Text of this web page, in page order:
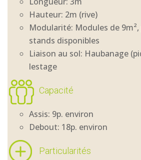
Hauteur: 2m (rive)
Modularité: Modules de 9m²,
stands disponibles
Liaison au sol: Haubanage
lestage
Capacité
Assis: 9p. environ
Debout: 18p. environ
Particularités